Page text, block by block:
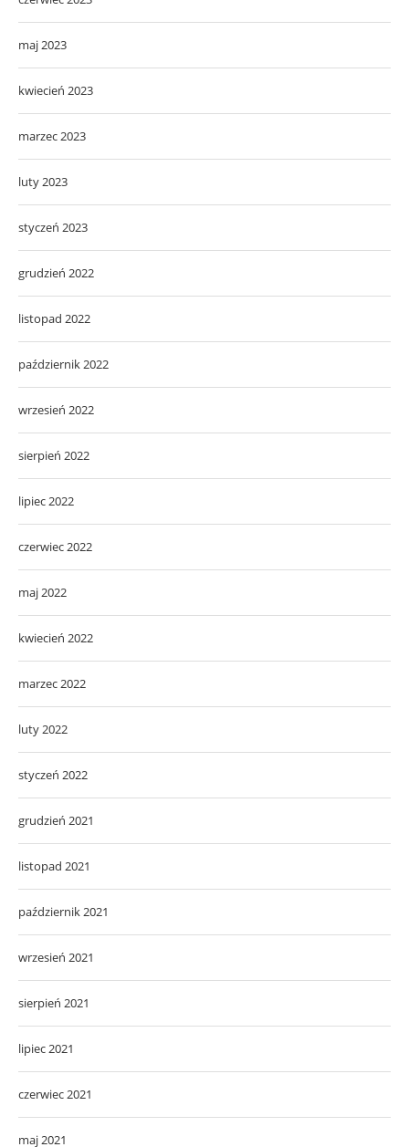
maj 2023
kwiecień 2023
marzec 2023
luty 2023
styczeń 2023
grudzień 2022
listopad 2022
październik 2022
wrzesień 2022
sierpień 2022
lipiec 2022
czerwiec 2022
maj 2022
kwiecień 2022
marzec 2022
luty 2022
styczeń 2022
grudzień 2021
listopad 2021
październik 2021
wrzesień 2021
sierpień 2021
lipiec 2021
czerwiec 2021
maj 2021